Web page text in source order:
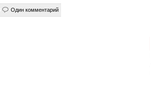
Один комментарий